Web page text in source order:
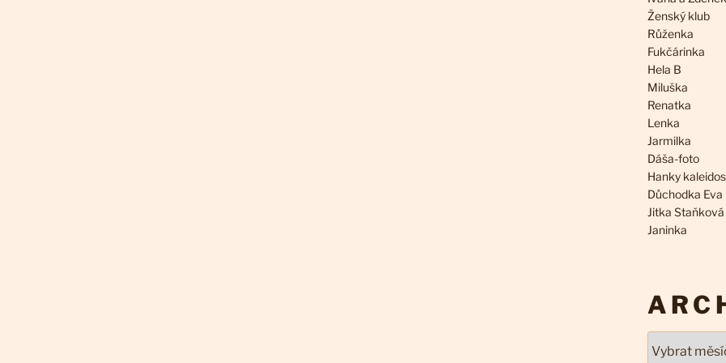
Ženský klub
Růženka
Fukčárinka
Hela B
Miluška
Renatka
Lenka
Jarmilka
Dáša-foto
Hanky
Důchodka Eva
Jitka Staňková
Janinka